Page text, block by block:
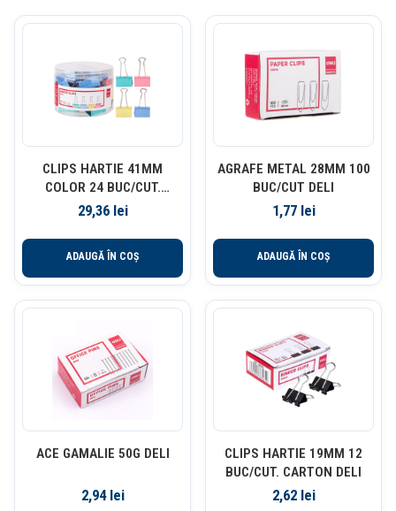
CLIPS HARTIE 41MM
COLOR 24 BUC/CUT.
PLASTIC DELI
29,36 lei
ADAUGĂ ÎN COȘ
AGRAFE METAL 28MM 100
BUC/CUT DELI
1,77 lei
ADAUGĂ ÎN COȘ
ACE GAMALIE 50G DELI
2,94 lei
CLIPS HARTIE 19MM 12
BUC/CUT. CARTON DELI
2,62 lei